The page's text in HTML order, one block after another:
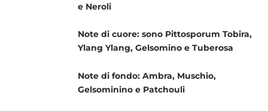
e Neroli
Note di cuore: sono Pittosporum Tobira,
Ylang Ylang, Gelsomino e Tuberosa
Note di fondo: Ambra, Muschio,
Gelsominino e Patchouli